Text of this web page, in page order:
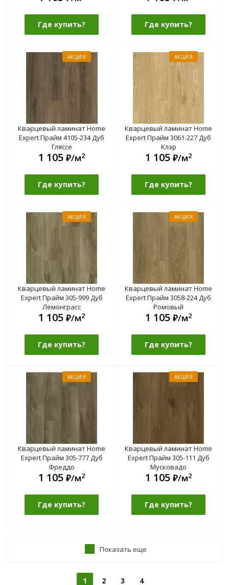
Где купить? Где купить?
АКЦИЯ
Кварцевый ламинат Home
Expert Прайм 4105-234 Дуб
Гляссе
1 105 ₽/м2
Где купить?
АКЦИЯ
Кварцевый ламинат Home
Expert Прайм 3061-227 Дуб
Клэр
1 105 ₽/м2
Где купить?
АКЦИЯ
Кварцевый ламинат Home
Expert Прайм 305-999 Дуб
Лемонграсс
1 105 ₽/м2
Где купить?
АКЦИЯ
Кварцевый ламинат Home
Expert Прайм 3058-224 Дуб
Ромовый
1 105 ₽/м2
Где купить?
АКЦИЯ
Кварцевый ламинат Home
Expert Прайм 305-777 Дуб
Фреддо
1 105 ₽/м2
Где купить?
АКЦИЯ
Кварцевый ламинат Home
Expert Прайм 305-111 Дуб
Мусковадо
1 105 ₽/м2
Где купить?
Показать еще
1 2 3 4